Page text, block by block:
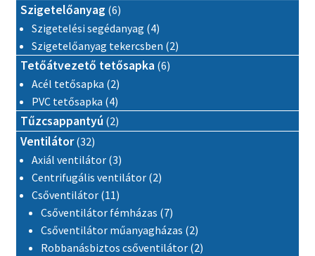
Szigetelőanyag 66 termék
Szigetelési segédanyag 44 termék
Szigetelőanyag tekercsben 22 termék
Tetőátvezető tetősapka 66 termék
Acél tetősapka 22 termék
PVC tetősapka 44 termék
Tűzcsappantyú 22 termék
Ventilátor 3232 termék
Axiál ventilátor 33 termék
Centrifugális ventilátor 22 termék
Csőventilátor 1111 termék
Csőventilátor fémházas 77 termék
Csőventilátor műanyagházas 22 termék
Robbanásbiztos csőventilátor 22 termék